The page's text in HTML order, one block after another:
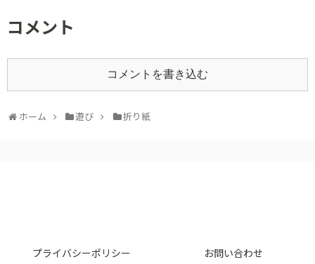
コメント
コメントを書き込む
ホーム 遊び 折り紙
プライバシーポリシー お問い合わせ